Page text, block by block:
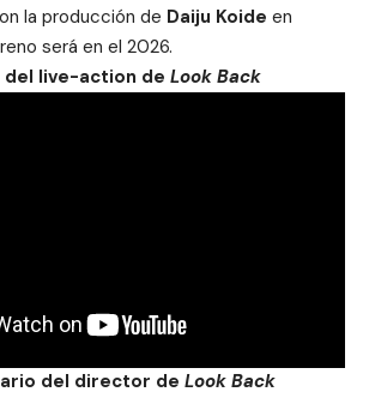
la producción de Daiju Koide en
será en el 2026.
del live-action de Look Back
del director de Look Back